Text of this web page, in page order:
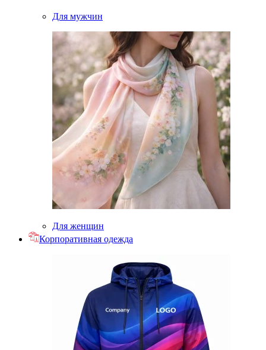
Для мужчин
Для женщин
Корпоративная одежда